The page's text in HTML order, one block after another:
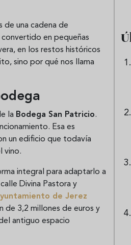
de una cadena de
en pequeñas
en los restos históricos
sino por qué nos llama
la Bodega San Patricio.
Esa es
un edificio que todavía
vino.
integral para adaptarlo a
Divina Pastora y
de Jerez
de 3,2 millones de euros y
antiguo espacio